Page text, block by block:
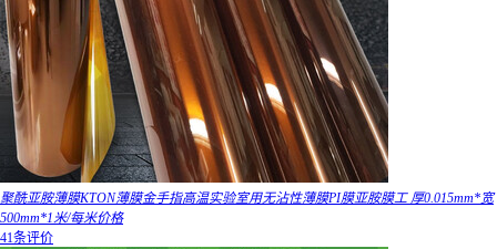
聚酰亚胺薄膜KTON薄膜金手指高温实验室用无沾性薄膜PI膜亚胺膜工 厚0.015mm*宽
500mm*1米/每米价格
41条评价